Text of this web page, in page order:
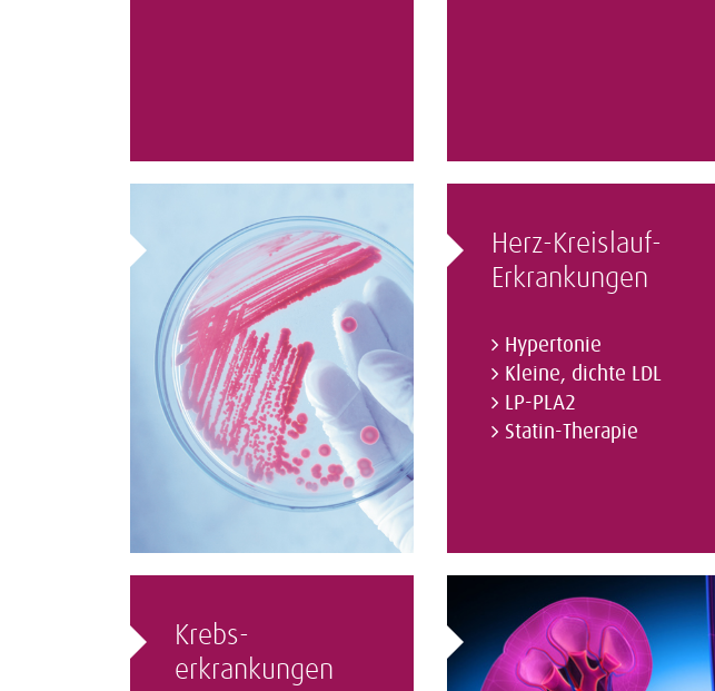
Herz-Kreislauf-
Erkrankungen
Hypertonie
Kleine, dichte LDL
LP-PLA2
Statin-Therapie
Krebs­
erkrankungen